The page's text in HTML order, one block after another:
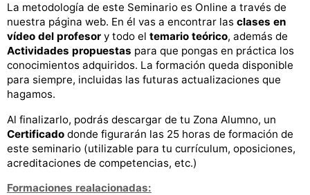
La metodología de este Seminario es Online a través de
nuestra página web. En él vas a encontrar las clases en
vídeo del profesor y todo el temario teórico, además de
Actividades propuestas para que pongas en práctica los
conocimientos adquiridos. La formación queda disponible
para siempre, incluidas las futuras actualizaciones que
hagamos.
Al finalizarlo, podrás descargar de tu Zona Alumno, un
Certificado donde figurarán las 25 horas de formación de
este seminario (utilizable para tu currículum, oposiciones,
acreditaciones de competencias, etc.)
Formaciones realacionadas: